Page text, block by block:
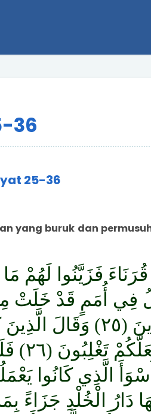
36
25-36
yang buruk dan
فَزَيَّنُوا لَهُمْ
فِي أُمَمٍ قَدْ خَلَتْ
كَانُوا خَاسِرِينَ (٢٥)